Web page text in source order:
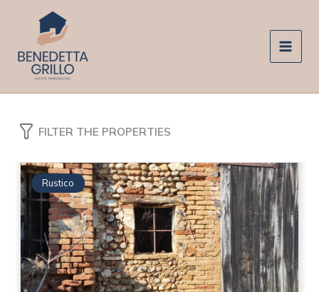
contenuto
FILTER THE PROPERTIES
Rustico